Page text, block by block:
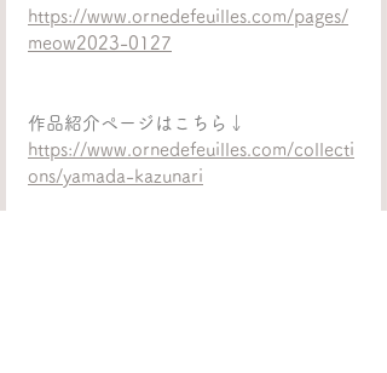
https://www.ornedefeuilles.com/pages/
meow2023-0127
作品紹介ページはこちら↓
https://www.ornedefeuilles.com/collecti
ons/yamada-kazunari